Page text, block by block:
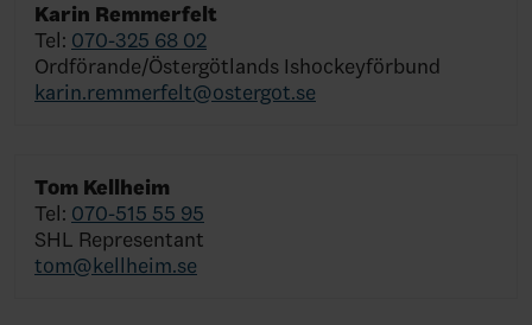
Karin Remmerfelt
Tel: 070-325 68 02
Ordförande/Östergötlands Ishockeyförbund
karin.remmerfelt@ostergot.se
Tom Kellheim
Tel: 070-515 55 95
SHL Representant
tom@kellheim.se